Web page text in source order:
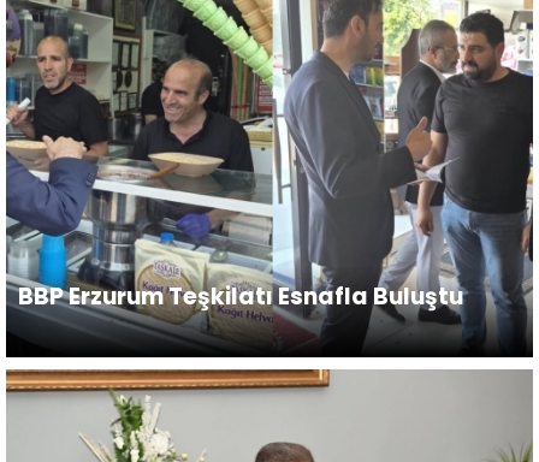
BBP Erzurum Teşkilatı Esnafla Buluştu